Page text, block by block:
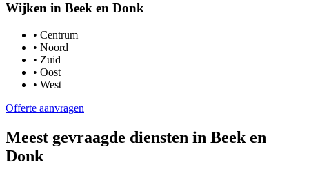
Wijken in Beek en Donk
• Centrum
• Noord
• Zuid
• Oost
• West
Offerte aanvragen
Meest gevraagde diensten in Beek en
Donk